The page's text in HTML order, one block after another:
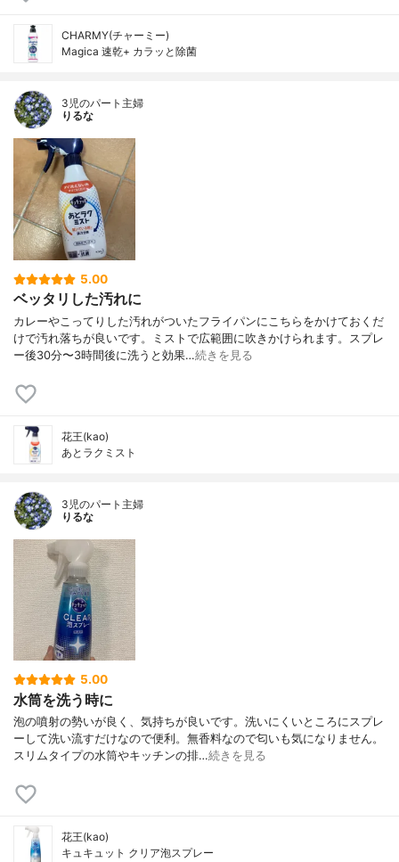
CHARMY(チャーミー)
Magica 速乾+ カラッと除菌
3児のパート主婦
りるな
5.00
ベッタリした汚れに
カレーやこってりした汚れがついたフライパンにこちらをかけておくだ
けで汚れ落ちが良いです。ミストで広範囲に吹きかけられます。スプレ
ー後30分〜3時間後に洗うと効果…続きを見る
花王(kao)
あとラクミスト
3児のパート主婦
りるな
5.00
水筒を洗う時に
泡の噴射の勢いが良く、気持ちが良いです。洗いにくいところにスプレ
ーして洗い流すだけなので便利。無香料なので匂いも気になりません。
スリムタイプの水筒やキッチンの排…続きを見る
花王(kao)
キュキュット クリア泡スプレー